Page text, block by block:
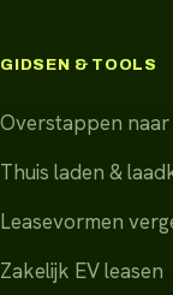
GIDSEN & TOOLS
Overstappen
Thuis laden &
Leasevormen
Zakelijk EV leasen